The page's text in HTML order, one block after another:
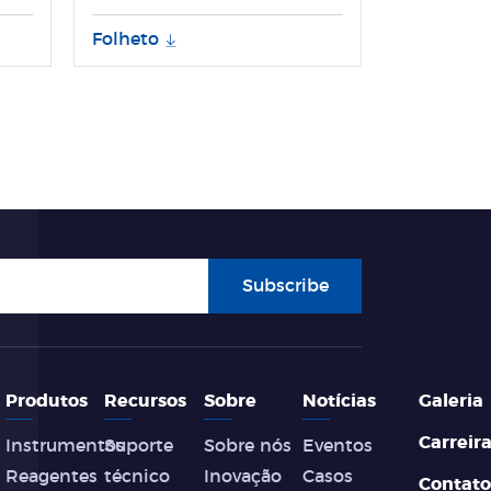
Folheto
Subscribe
Produtos
Instrumentos
Reagentes
Recursos
Suporte
técnico
Sobre
Sobre nós
Inovação
Notícias
Eventos
Casos
Galeria
Carreira
Contato